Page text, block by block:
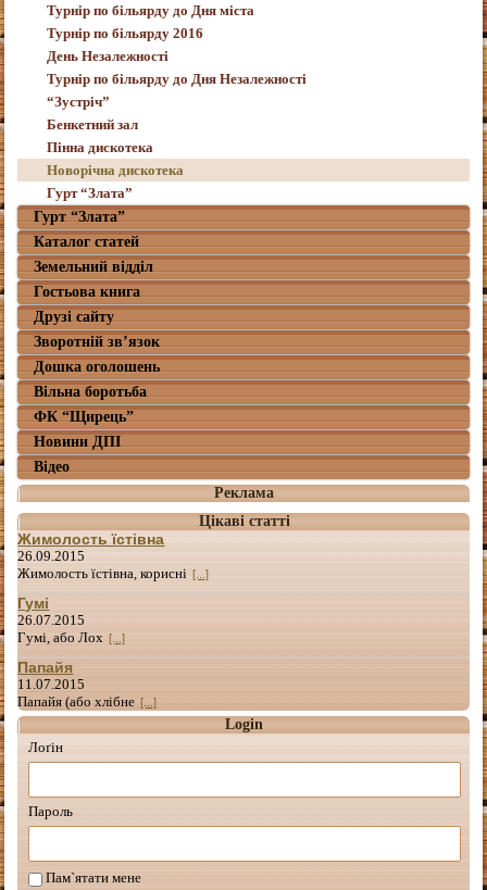
Турнір по більярду до Дня міста
Турнір по більярду 2016
День Незалежності
Турнір по більярду до Дня Незалежності
“Зустріч”
Бенкетний зал
Пінна дискотека
Новорічна дискотека
Гурт “Злата”
Гурт “Злата”
Каталог статей
Земельний відділ
Гостьова книга
Друзі сайту
Зворотній зв’язок
Дошка оголошень
Вільна боротьба
ФК “Щирець”
Новини ДПІ
Відео
Реклама
Цікаві статті
Жимолость їстівна
26.09.2015
Жимолость їстівна, корисні [...]
Гумі
26.07.2015
Гумі, або Лох [...]
Папайя
11.07.2015
Папайя (або хлібне [...]
Login
Лоґін
Пароль
Пам`ятати мене